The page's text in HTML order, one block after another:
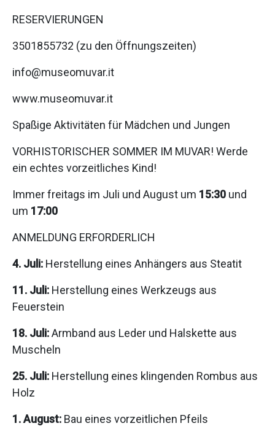
RESERVIERUNGEN
3501855732 (zu den Öffnungszeiten)
info@museomuvar.it
www.museomuvar.it
Spaßige Aktivitäten für Mädchen und Jungen
VORHISTORISCHER SOMMER IM MUVAR! Werde
ein echtes vorzeitliches Kind!
Immer freitags im Juli und August um 15:30 und
um 17:00
ANMELDUNG ERFORDERLICH
4. Juli: Herstellung eines Anhängers aus Steatit
11. Juli: Herstellung eines Werkzeugs aus
Feuerstein
18. Juli:Armband aus Leder und Halskette aus
Muscheln
25. Juli: Herstellung eines klingenden Rombus aus
Holz
1. August: Bau eines vorzeitlichen Pfeils